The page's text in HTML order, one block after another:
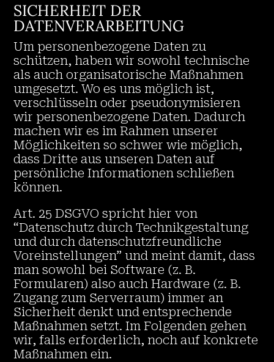
SICHERHEIT DER
DATENVERARBEITUNG
Um personenbezogene Daten zu
schützen, haben wir sowohl technische
als auch organisatorische Maßnahmen
umgesetzt. Wo es uns möglich ist,
verschlüsseln oder pseudonymisieren
wir personenbezogene Daten. Dadurch
machen wir es im Rahmen unserer
Möglichkeiten so schwer wie möglich,
dass Dritte aus unseren Daten auf
persönliche Informationen schließen
können.
Art. 25 DSGVO spricht hier von
“Datenschutz durch Technikgestaltung
und durch datenschutzfreundliche
Voreinstellungen” und meint damit, dass
man sowohl bei Software (z. B.
Formularen) also auch Hardware (z. B.
Zugang zum Serverraum) immer an
Sicherheit denkt und entsprechende
Maßnahmen setzt. Im Folgenden gehen
wir, falls erforderlich, noch auf konkrete
Maßnahmen ein.